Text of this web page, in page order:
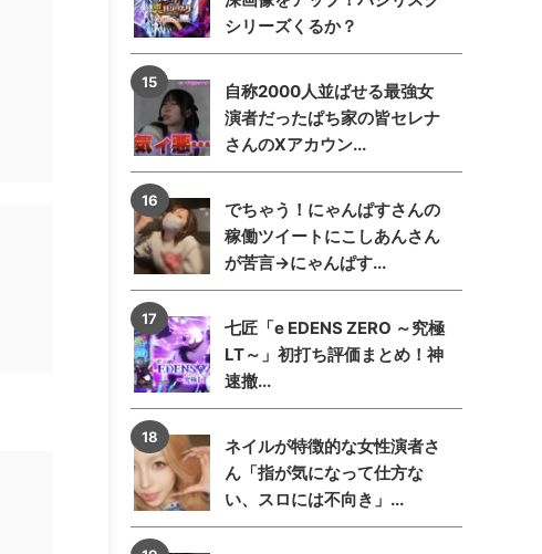
シリーズくるか？
自称2000人並ばせる最強女
演者だったぱち家の皆セレナ
さんのXアカウン...
でちゃう！にゃんぱすさんの
稼働ツイートにこしあんさん
が苦言→にゃんぱす...
七匠「e EDENS ZERO ～究極
LT～」初打ち評価まとめ！神
速撤...
ネイルが特徴的な女性演者さ
ん「指が気になって仕方な
い、スロには不向き」...